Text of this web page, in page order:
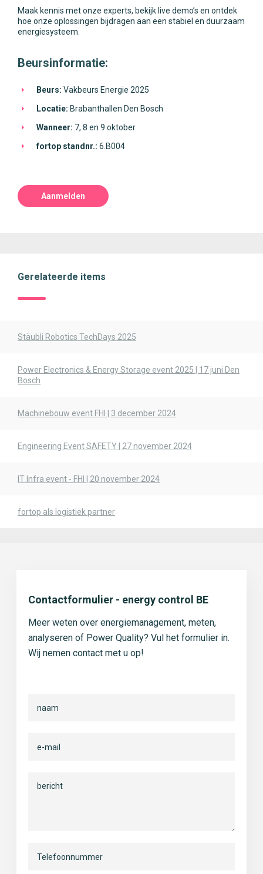
Maak kennis met onze experts, bekijk live demo’s en ontdek
hoe onze oplossingen bijdragen aan een stabiel en duurzaam
energiesysteem.
Beursinformatie:
Beurs: Vakbeurs Energie 2025
Locatie: Brabanthallen Den Bosch
Wanneer: 7, 8 en 9 oktober
fortop standnr.: 6.B004
Aanmelden
Gerelateerde items
Stäubli Robotics TechDays 2025
Power Electronics & Energy Storage event 2025 | 17 juni Den
Bosch
Machinebouw event FHI | 3 december 2024
Engineering Event SAFETY | 27 november 2024
IT Infra event - FHI | 20 november 2024
fortop als logistiek partner
Contactformulier - energy control BE
Meer weten over energiemanagement, meten,
analyseren of Power Quality? Vul het formulier in.
Wij nemen contact met u op!